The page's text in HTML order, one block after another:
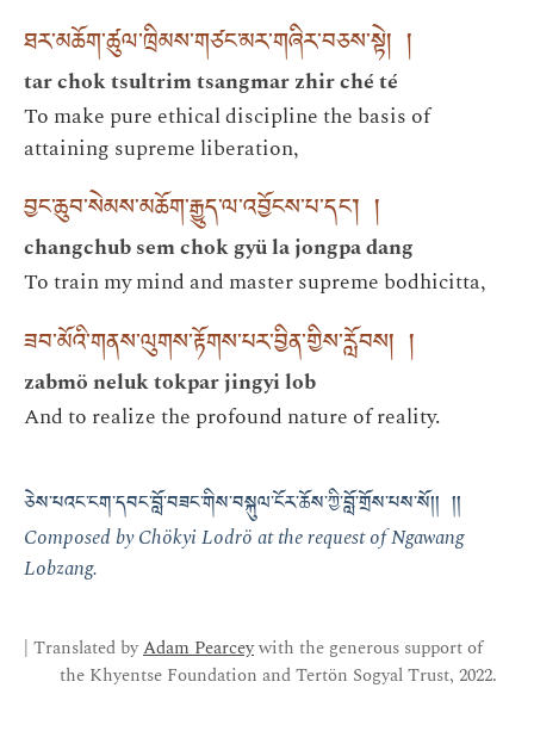
ཐར་མཆོག་ཚུལ་ཁྲིམས་གཙང་མར་གཞིར་བཅས་སྟེ། །
tar chok tsultrim tsangmar zhir ché té
To make pure ethical discipline the basis of
attaining supreme liberation,
བྱང་ཆུབ་སེམས་མཆོག་རྒྱུད་ལ་འབྱོངས་པ་དང་། །
changchub sem chok gyü la jongpa dang
To train my mind and master supreme bodhicitta,
ཟབ་མོའི་གནས་ལུགས་རྟོགས་པར་བྱིན་གྱིས་རློབས། །
zabmö neluk tokpar jingyi lob
And to realize the profound nature of reality.
ཅེས་པའང་ངག་དབང་བློ་བཟང་གིས་བསྐུལ་ངོར་ཆོས་ཀྱི་བློ་གྲོས་པས་སོ།། །།
Composed by Chökyi Lodrö at the request of Ngawang
Lobzang.
| Translated byAdam Pearceywith the generous support of
the Khyentse Foundation and Tertön Sogyal Trust, 2022.